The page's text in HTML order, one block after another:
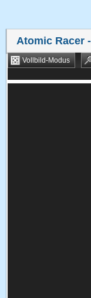
Atomic Racer
Vollbild-Modus